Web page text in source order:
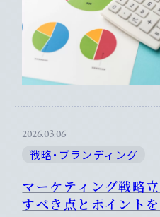
2026.03.06
戦略・ブランディング
マーケティング戦略
すべき点とポイントを